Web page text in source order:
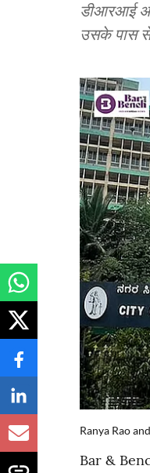
डीआरआई
उसके पास से
Ranya Rao
Bar &